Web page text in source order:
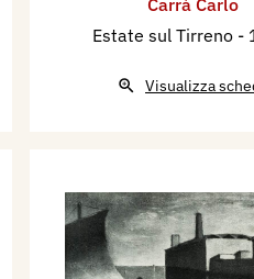
Carrà Carlo
Estate sul Tirreno -
Visualizza